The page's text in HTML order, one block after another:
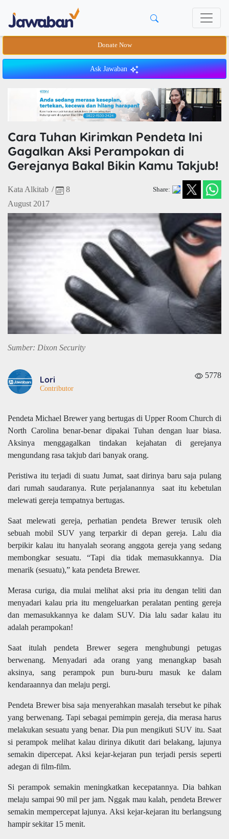
Donate Now
Ask Jawaban
Cara Tuhan Kirimkan Pendeta Ini
Gagalkan Aksi Perampokan di
Gerejanya Bakal Bikin Kamu Takjub!
Kata Alkitab /
8
August 2017
Share:
Sumber: Dixon Security
Lori
Contributor
5778
Pendeta Michael Brewer yang bertugas di Upper Room Church di
North Carolina benar-benar dipakai Tuhan dengan luar biasa.
Aksinya menggagalkan tindakan kejahatan di gerejanya
mengundang rasa takjub dari banyak orang.
Peristiwa itu terjadi di suatu Jumat, saat dirinya baru saja pulang
dari rumah saudaranya. Rute perjalanannya saat itu kebetulan
melewati gereja tempatnya bertugas.
Saat melewati gereja, perhatian pendeta Brewer terusik oleh
sebuah mobil SUV yang terparkir di depan gereja. Lalu dia
berpikir kalau itu hanyalah seorang anggota gereja yang sedang
membongkar sesuatu. “Tapi dia tidak memasukkannya. Dia
menarik (sesuatu),” kata pendeta Brewer.
Merasa curiga, dia mulai melihat aksi pria itu dengan teliti dan
menyadari kalau pria itu mengeluarkan peralatan penting gereja
dan memasukkannya ke dalam SUV. Dia lalu sadar kalau itu
adalah perampokan!
Saat itulah pendeta Brewer segera menghubungi petugas
berwenang. Menyadari ada orang yang menangkap basah
aksinya, sang perampok pun buru-buru masuk ke dalam
kendaraannya dan melaju pergi.
Pendeta Brewer bisa saja menyerahkan masalah tersebut ke pihak
yang berwenang. Tapi sebagai pemimpin gereja, dia merasa harus
melakukan sesuatu yang benar. Dia pun mengikuti SUV itu. Saat
si perampok melihat kalau dirinya dikutit dari belakang, lajunya
semakin dipercepat. Aksi kejar-kejaran pun terjadi persis seperti
adegan di film-film.
Si perampok semakin meningkatkan kecepatannya. Dia bahkan
melaju sampai 90 mil per jam. Nggak mau kalah, pendeta Brewer
semakin mempercepat lajunya. Aksi kejar-kejaran itu berlangsung
hampir sekitar 15 menit.